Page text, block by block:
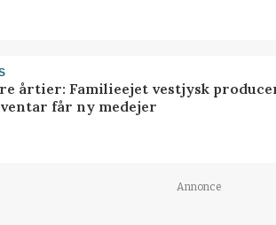
årtier: Familieejet vestjysk
får ny medejer
Annonce